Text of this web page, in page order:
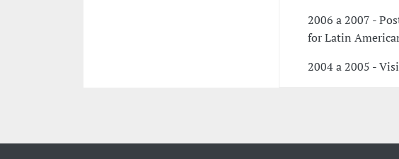
2006 a 2007 -
for Latin
2004 a 2005 -